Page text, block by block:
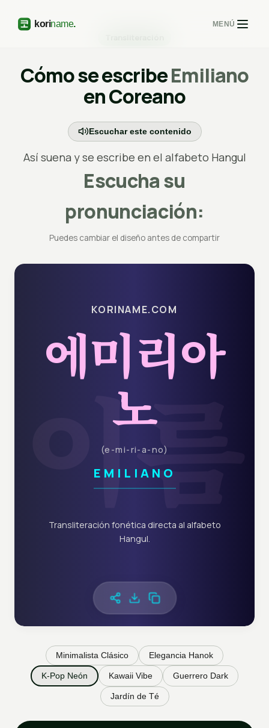
MENÚ
Cómo se escribeEmiliano
en Coreano
Escuchar este contenido
Así suena y se escribe en el alfabeto Hangul
Escucha su
pronunciación:
Puedes cambiar el diseño antes de compartir
이름
KORINAME.COM
에미리아
노
(e-mi-ri-a-no)
EMILIANO
Transliteración fonética directa al alfabeto
Hangul.
Minimalista Clásico Elegancia Hanok
K-Pop Neón Kawaii Vibe Guerrero Dark
Jardín de Té